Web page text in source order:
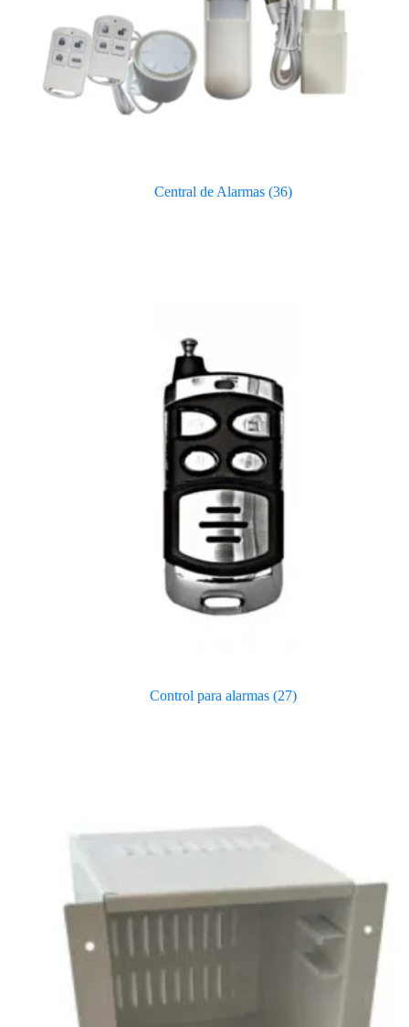
Central de Alarmas (36)
Control para alarmas (27)